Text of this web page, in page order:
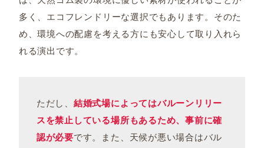
多く、エコフレンドリーな選択でもあります。そのた
め、環境への配慮を考える方にも安心して取り入れら
れる演出です。
ただし、 結婚式場によってはバルーンリリー
スを禁止している場所もあるため、事前に確
認が必要です。また、天候が悪い場合はバル